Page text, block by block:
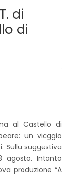
di
di
al Castello di
un viaggio
Sulla suggestiva
agosto. Intanto
produzione “A